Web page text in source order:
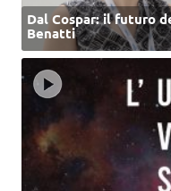
Dal Cospar: il futuro
Benatti